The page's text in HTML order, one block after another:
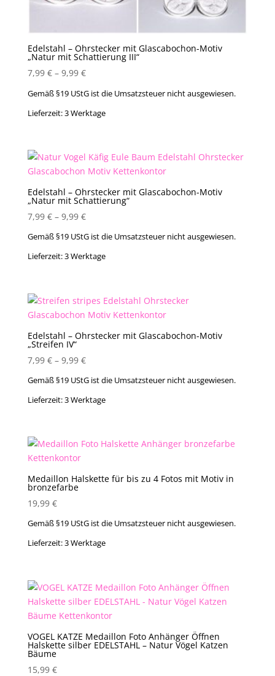
Edelstahl – Ohrstecker mit Glascabochon-Motiv
„Natur mit Schattierung III“
7,99 €– 9,99 €
Gemäß §19 UStG ist die Umsatzsteuer nicht ausgewiesen.
Lieferzeit:3 Werktage
Edelstahl – Ohrstecker mit Glascabochon-Motiv
„Natur mit Schattierung“
7,99 €– 9,99 €
Gemäß §19 UStG ist die Umsatzsteuer nicht ausgewiesen.
Lieferzeit:3 Werktage
Edelstahl – Ohrstecker mit Glascabochon-Motiv
„Streifen IV“
7,99 €– 9,99 €
Gemäß §19 UStG ist die Umsatzsteuer nicht ausgewiesen.
Lieferzeit:3 Werktage
Medaillon Halskette für bis zu 4 Fotos mit Motiv in
bronzefarbe
19,99 €
Gemäß §19 UStG ist die Umsatzsteuer nicht ausgewiesen.
Lieferzeit:3 Werktage
VOGEL KATZE Medaillon Foto Anhänger Öffnen
Halskette silber EDELSTAHL – Natur Vögel Katzen
Bäume
15,99 €